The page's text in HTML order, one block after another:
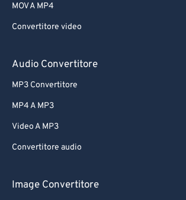
MOV A MP4
Convertitore video
Audio Convertitore
MP3 Convertitore
MP4 A MP3
Video A MP3
Convertitore audio
Image Convertitore